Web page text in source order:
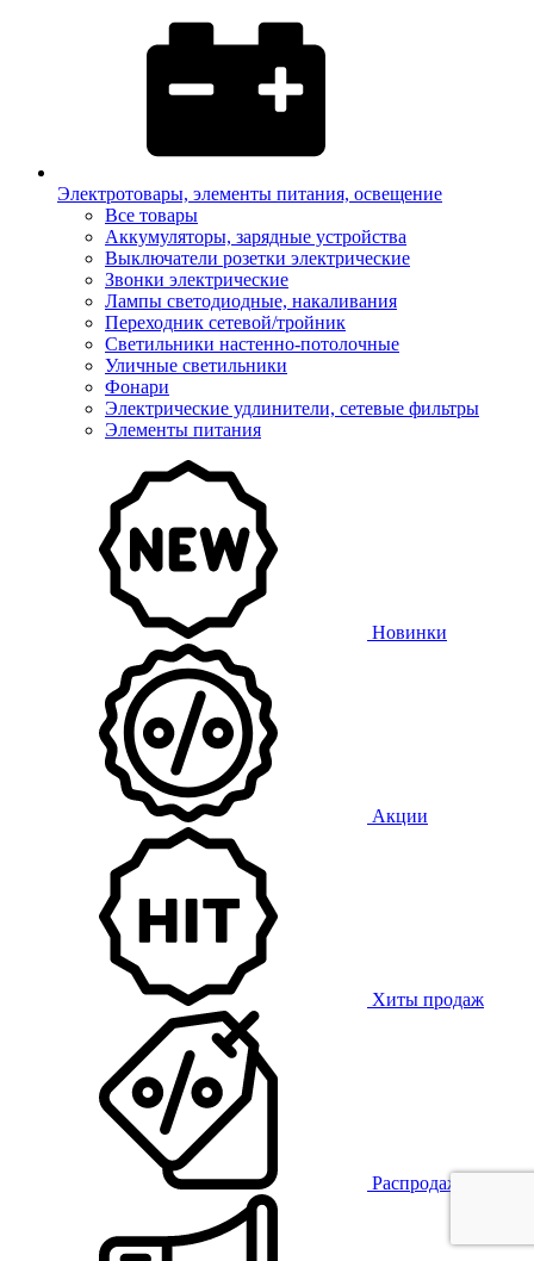
Электротовары, элементы питания, освещение
Все товары
Аккумуляторы, зарядные устройства
Выключатели розетки электрические
Звонки электрические
Лампы светодиодные, накаливания
Переходник сетевой/тройник
Светильники настенно-потолочные
Уличные светильники
Фонари
Электрические удлинители, сетевые фильтры
Элементы питания
Новинки
Акции
Хиты продаж
Распродажа